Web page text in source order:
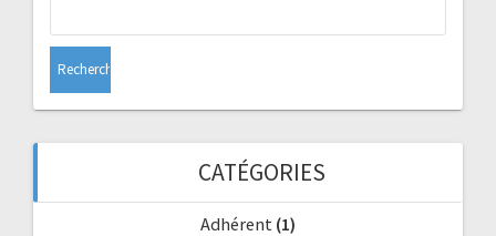
CATÉGORIES
Adhérent (1)